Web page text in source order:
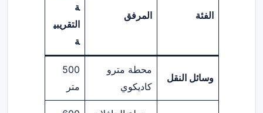
الفئة المرفق
ة
التقريبي
ة
وسائل النقل
محطة مترو
كاديكوي
500
متر